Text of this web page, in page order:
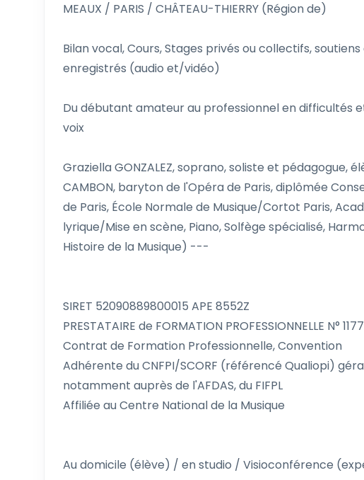
MEAUX / PARIS / CHÂTEAU-THIERRY (Région de)
Bilan vocal, Cours, Stages privés ou collectifs,
enregistrés (audio et/vidéo)
Du débutant amateur au professionnel en difficultés
voix
Graziella GONZALEZ, soprano, soliste et pédagogue,
CAMBON, baryton de l'Opéra de Paris, diplômée
de Paris, École Normale de Musique/Cortot Paris,
lyrique/Mise en scène, Piano, Solfège spécialisé,
Histoire de la Musique) ---
SIRET 52090889800015 APE 8552Z
PRESTATAIRE de FORMATION PROFESSIONNELLE N°
Contrat de Formation Professionnelle, Convention
Adhérente du CNFPI/SCORF (référencé Qualiopi)
notamment auprès de l'AFDAS, du FIFPL
Affiliée au Centre National de la Musique
Au domicile (élève) / en studio / Visioconférence